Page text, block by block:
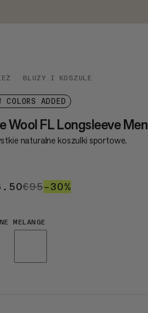
BLUZY I KOSZULE
COLORS ADDED
Wool FL Longsleeve Men
naturalne koszulki sportowe.
€66.50
€95€95
–30%
MELANGE